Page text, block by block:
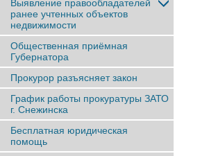
Выявление правообладателей
ранее учтенныx объектов
недвижимости
Общественная приёмная
Губернатора
Прокурор разъясняет закон
График работы прокуратуры ЗАТО
г. Снежинска
Бесплатная юридическая
помощь